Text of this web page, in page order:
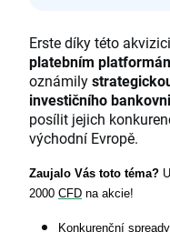
Erste díky této akvizici
platebním
oznámily
investičního
posílit jejich
východní Evropě.
Zaujalo Vás toto téma?
2000 CFD na akcie!
Konkurenční spready